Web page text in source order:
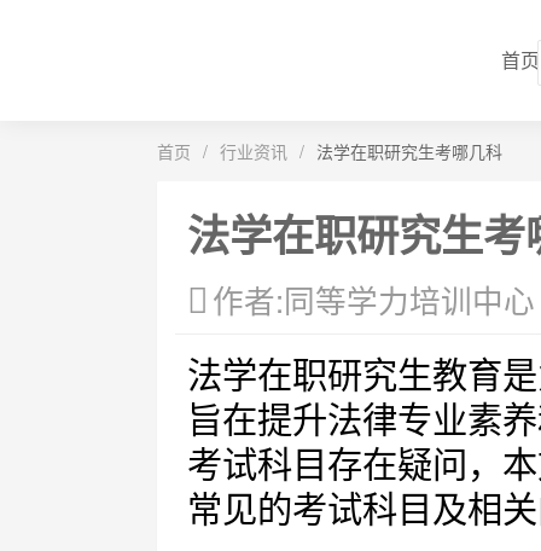
首页
首页 / 行业资讯 / 法学在职研究生考哪几科
法学在职研究生考
作者:同等学力培训中心
法学在职研究生教育
旨在提升法律专业素
考试科目存在疑问，
常见的考试科目及相